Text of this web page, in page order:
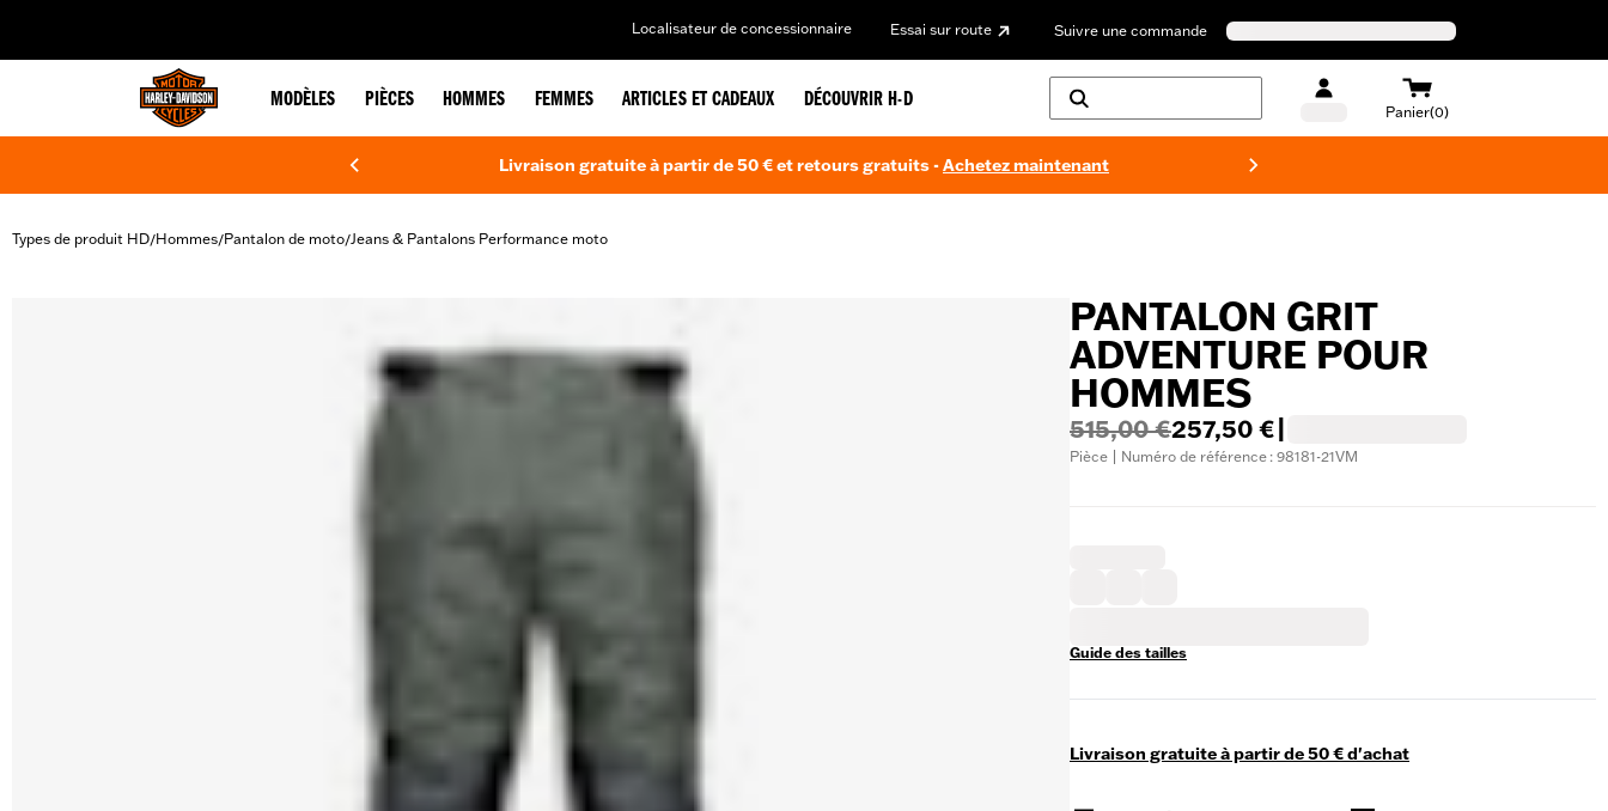
Localisateur de concessionnaire Essai sur route Suivre une commande
MODÈLES PIÈCES HOMMES FEMMES ARTICLES ET CADEAUX DÉCOUVRIR H-D
Panier(0)
Livraison gratuite à partir de 50 € et retours gratuits -Achetez maintenant
Types de produit HD/Hommes/Pantalon de moto/Jeans & Pantalons Performance moto
PANTALON GRIT
ADVENTURE POUR
HOMMES
515,00 €257,50 €
Pièce | Numéro de référence : 98181-21VM
Guide des tailles
Livraison gratuite à partir de 50 € d'achat